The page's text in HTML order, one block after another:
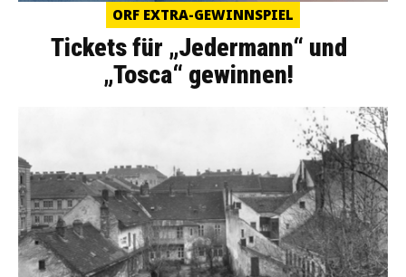
ORF EXTRA-GEWINNSPIEL
Tickets für „Jedermann“ und
„Tosca“ gewinnen!